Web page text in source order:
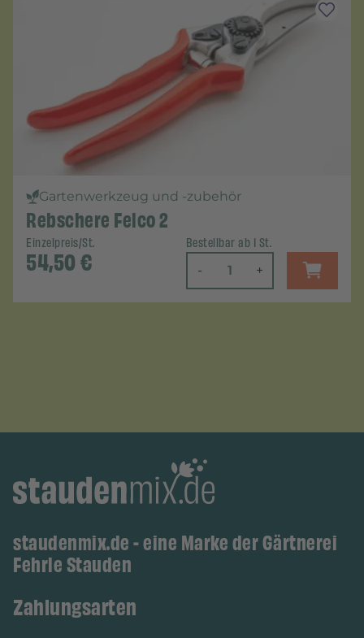
Gartenwerkzeug und -zubehör
Rebschere Felco 2
Einzelpreis/St.
54,50€
Bestellbar ab 1 St.
- +
staudenmix.de - eine Marke der Gärtnerei
Fehrle Stauden
Zahlungsarten